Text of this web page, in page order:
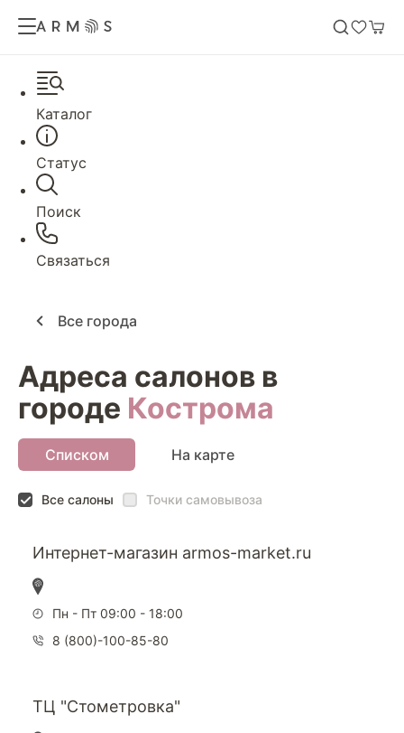
Каталог
Статус
Поиск
Связаться
Все города
Адреса салонов в
городе Кострома
Списком На карте
Все салоны Точки самовывоза
Интернет-магазин armos-market.ru
Пн - Пт 09:00 - 18:00
8 (800)-100-85-80
ТЦ "Стометровка"